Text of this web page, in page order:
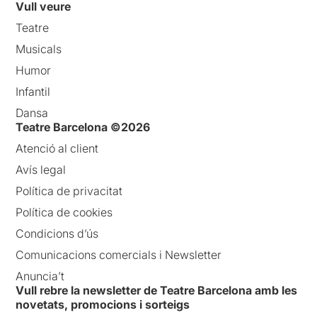
Vull veure
Teatre
Musicals
Humor
Infantil
Dansa
Teatre Barcelona ©2026
Atenció al client
Avís legal
Política de privacitat
Política de cookies
Condicions d’ús
Comunicacions comercials i Newsletter
Anuncia’t
Vull rebre la newsletter de Teatre Barcelona amb les
novetats, promocions i sorteigs